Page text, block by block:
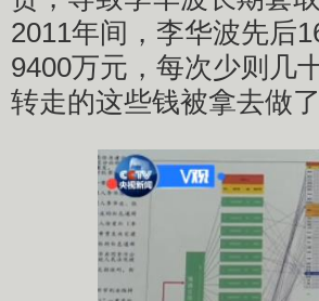
2011年间，李华波先后
9400万元，每次少则几
转走的这些钱被拿去做